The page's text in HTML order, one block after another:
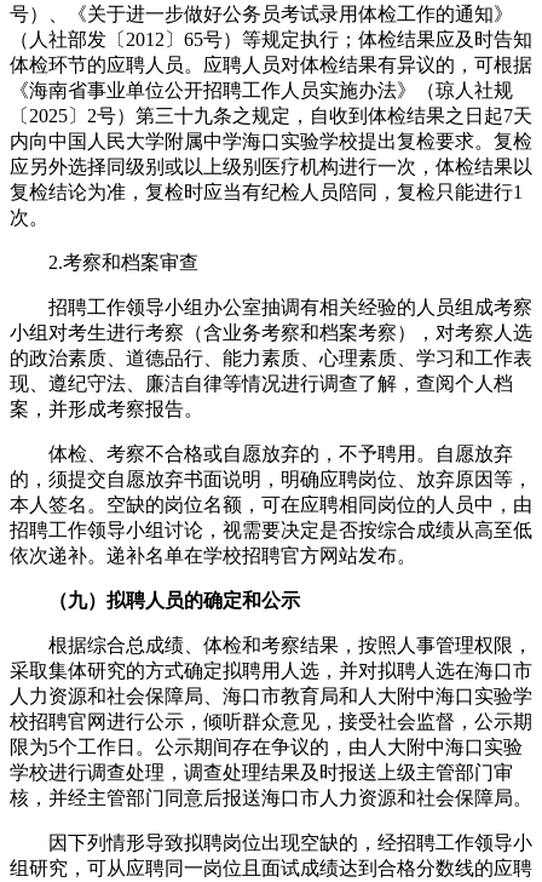
号）、《关于进一步做好公务员考试录用体检工作的通知》
（人社部发〔2012〕65号）等规定执行；体检结果应及时告知
体检环节的应聘人员。应聘人员对体检结果有异议的，可根据
《海南省事业单位公开招聘工作人员实施办法》（琼人社规
〔2025〕2号）第三十九条之规定，自收到体检结果之日起7天
内向中国人民大学附属中学海口实验学校提出复检要求。复检
应另外选择同级别或以上级别医疗机构进行一次，体检结果以
复检结论为准，复检时应当有纪检人员陪同，复检只能进行1
次。
2.考察和档案审查
招聘工作领导小组办公室抽调有相关经验的人员组成考察
小组对考生进行考察（含业务考察和档案考察），对考察人选
的政治素质、道德品行、能力素质、心理素质、学习和工作表
现、遵纪守法、廉洁自律等情况进行调查了解，查阅个人档
案，并形成考察报告。
体检、考察不合格或自愿放弃的，不予聘用。自愿放弃
的，须提交自愿放弃书面说明，明确应聘岗位、放弃原因等，
本人签名。空缺的岗位名额，可在应聘相同岗位的人员中，由
招聘工作领导小组讨论，视需要决定是否按综合成绩从高至低
依次递补。递补名单在学校招聘官方网站发布。
（九）拟聘人员的确定和公示
根据综合总成绩、体检和考察结果，按照人事管理权限，
采取集体研究的方式确定拟聘用人选，并对拟聘人选在海口市
人力资源和社会保障局、海口市教育局和人大附中海口实验学
校招聘官网进行公示，倾听群众意见，接受社会监督，公示期
限为5个工作日。公示期间存在争议的，由人大附中海口实验
学校进行调查处理，调查处理结果及时报送上级主管部门审
核，并经主管部门同意后报送海口市人力资源和社会保障局。
因下列情形导致拟聘岗位出现空缺的，经招聘工作领导小
组研究，可从应聘同一岗位且面试成绩达到合格分数线的应聘